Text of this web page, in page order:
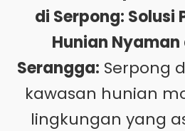
di Serpong: Solusi
Hunian Nyaman
Serangga: Serpong
kawasan hunian
lingkungan yang